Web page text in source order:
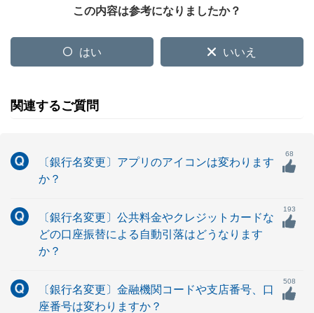
この内容は参考になりましたか？
はい いいえ
関連するご質問
〔銀行名変更〕アプリのアイコンは変わります
か？
68
〔銀行名変更〕公共料金やクレジットカードな
どの口座振替による自動引落はどうなります
か？
193
〔銀行名変更〕金融機関コードや支店番号、口
座番号は変わりますか？
508